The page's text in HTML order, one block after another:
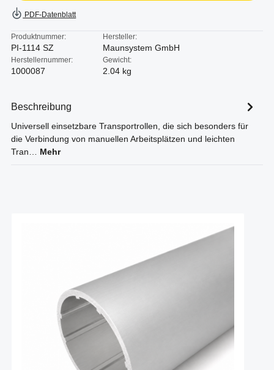
PDF-Datenblatt
Produktnummer:
PI-1114 SZ
Hersteller:
Maunsystem GmbH
Herstellernummer:
1000087
Gewicht:
2.04 kg
Beschreibung
Universell einsetzbare Transportrollen, die sich besonders für
die Verbindung von manuellen Arbeitsplätzen und leichten
Tran… Mehr